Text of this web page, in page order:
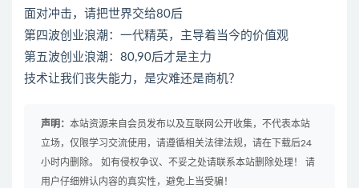
面对冲击，请把世界交给80后
第四波创业浪潮：一代精英，主导着当今的价值观
第五波创业浪潮：80,90后才是主力
技术让我们丧失能力，是灾难还是商机？
声明： 本站资源来自会员发布以及互联网公开收集，不代表本站
立场，仅限学习交流使用，请遵循相关法律法规，请在下载后24
小时内删除。 如有侵权争议、不妥之处请联系本站删除处理！ 请
用户仔细辨认内容的真实性，避免上当受骗！